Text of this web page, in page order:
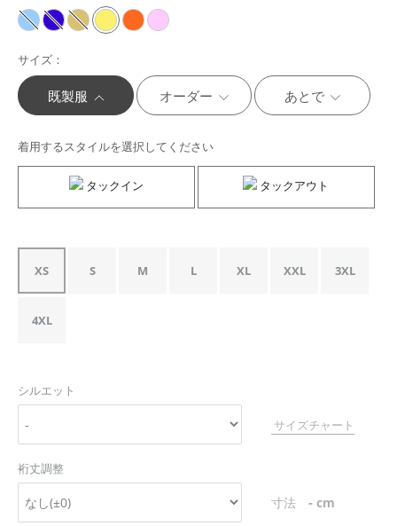
サイズ：
既製服 オーダー あとで
着用するスタイルを選択してください
タックイン タックアウト
XS S M L XL XXL 3XL
4XL
シルエット
サイズチャート
裄丈調整
寸法 - cm